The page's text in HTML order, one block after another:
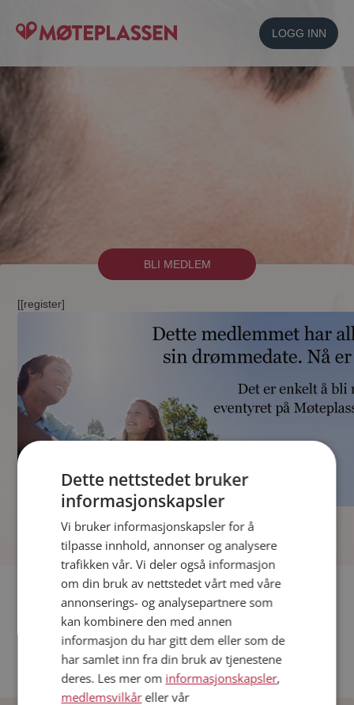
LOGG INN
BLI MEDLEM
[[register]
Fler single
Date menn i Norge
Date kvinner i Norge
Dette nettstedet bruker
informasjonskapsler
Vi bruker informasjonskapsler for å
tilpasse innhold, annonser og analysere
trafikken vår. Vi deler også informasjon
om din bruk av nettstedet vårt med våre
annonserings- og analysepartnere som
kan kombinere den med annen
informasjon du har gitt dem eller som de
har samlet inn fra din bruk av tjenestene
deres. Les mer om informasjonskapsler,
medlemsvilkåreller vår